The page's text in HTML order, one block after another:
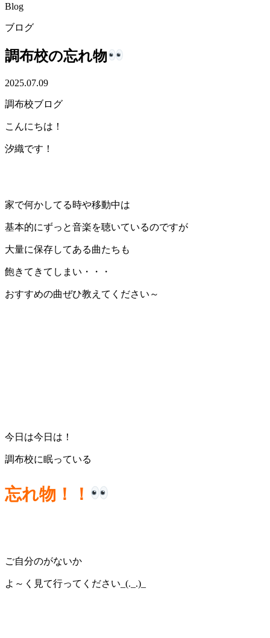
Blog
ブログ
調布校の忘れ物
2025.07.09
調布校ブログ
こんにちは！
汐織です！
家で何かしてる時や移動中は
基本的にずっと音楽を聴いているのですが
大量に保存してある曲たちも
飽きてきてしまい・・・
おすすめの曲ぜひ教えてください～
今日は今日は！
調布校に眠っている
忘れ物！！
ご自分のがないか
よ～く見て行ってください_(._.)_